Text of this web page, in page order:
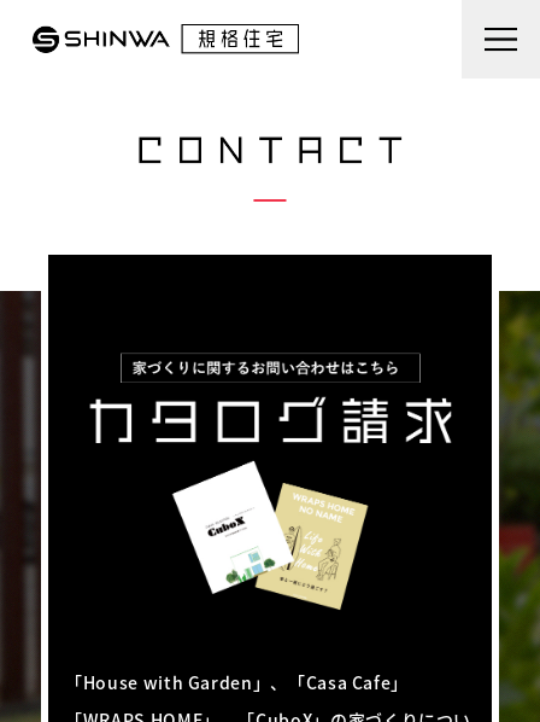
「House with Garden」、「Casa Cafe」